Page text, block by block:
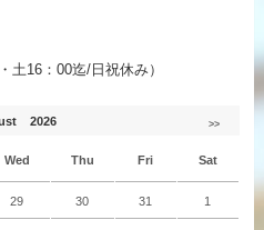
16：00迄/日祝休み）
2026
Wed Thu Fri Sat
29 30 31 1
>>